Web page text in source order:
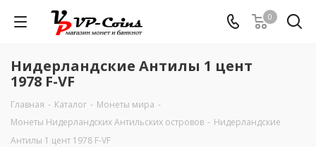
0
Нидерландские Антилы 1 цент
1978 F-VF
Главная - Каталог - Монеты мира -
Монеты Нидерландских Антильских островов - Нидерландские
Антилы 1 цент 1978 F-VF